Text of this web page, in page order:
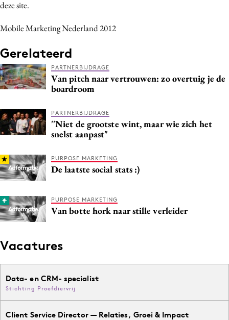
deze site.
Mobile Marketing Nederland 2012
Gerelateerd
PARTNERBIJDRAGE
Van pitch naar vertrouwen: zo overtuig je de
boardroom
PARTNERBIJDRAGE
''Niet de grootste wint, maar wie zich het
snelst aanpast"
PURPOSE MARKETING
De laatste social stats :)
PURPOSE MARKETING
Van botte hork naar stille verleider
Vacatures
Data- en CRM- specialist
Stichting Proefdiervrij
Client Service Director — Relaties, Groei & Impact